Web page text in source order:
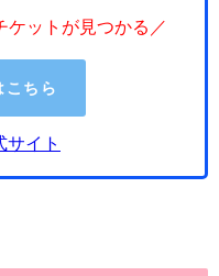
ケットが見つかる／
こちら
サイト